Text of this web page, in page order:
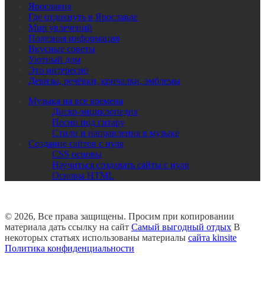
Ярославия
Где отдохнуть в Ярославле
Мир увлечений
Полезная информация
Вкусные советы
Уютный дом
Это интересно
Девизы, речёвки, кричалки, эмблемы
Музыка на все времена
Диско-энциклопедия
Песни под гитару
Стили и направления в музыке
Создание сайтов с нуля
CSS основы
Научиться создавать сайты с нуля
Основы HTML
© 2026, Все права защищены. Просим при копировании
материала дать ссылку на сайт Самый выгодный отдых В
некоторых статьях использованы материалы сайта kinsite
Политика конфиденциальности